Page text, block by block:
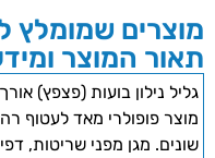
מוצרים שמומלץ
תאור המוצר
גליל נילון בועות (פצפץ) אורך 75 מטר גובה 1 מטר.
מוצר פופולרי מאד לעטוף
שונים. מגן מפני שריטות,